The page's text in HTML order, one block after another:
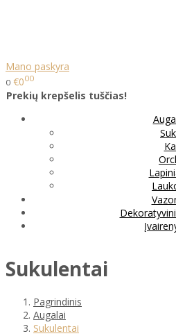
Mano paskyra
0 €000
Prekių krepšelis tuščias!
Sukulentai
Pagrindinis
Augalai
Sukulentai